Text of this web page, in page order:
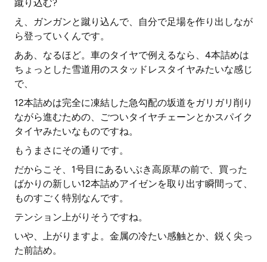
蹴り込む?
え、ガンガンと蹴り込んで、自分で足場を作り出しなが
ら登っていくんです。
ああ、なるほど。車のタイヤで例えるなら、4本詰めは
ちょっとした雪道用のスタッドレスタイヤみたいな感じ
で、
12本詰めは完全に凍結した急勾配の坂道をガリガリ削り
ながら進むための、ごついタイヤチェーンとかスパイク
タイヤみたいなものですね。
もうまさにその通りです。
だからこそ、1号目にあるいぶき高原草の前で、買った
ばかりの新しい12本詰めアイゼンを取り出す瞬間って、
ものすごく特別なんです。
テンション上がりそうですね。
いや、上がりますよ。金属の冷たい感触とか、鋭く尖っ
た前詰め。